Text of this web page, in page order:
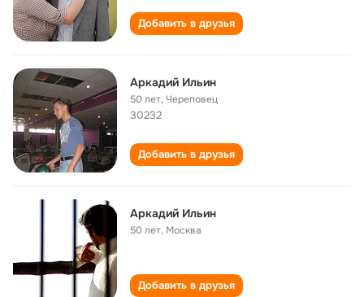
Добавить в друзья
Аркадий Ильин
50 лет,Череповец
30232
Добавить в друзья
Аркадий Ильин
50 лет, Москва
Добавить в друзья